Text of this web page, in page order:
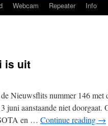
Webcam Repeater Info
is uit
Nieuwsflits nummer 146 met
juni aanstaande niet doorgaat.
en … Continue reading →